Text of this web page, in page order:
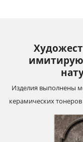
Изделия выполнены
керамических